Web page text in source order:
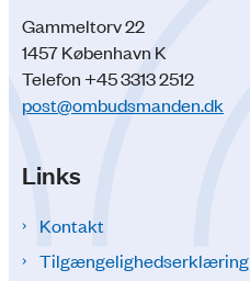
Gammeltorv 22
1457 København K
Telefon +45 3313 2512
post@ombudsmanden.dk
Links
Kontakt
Tilgængelighedserklæring